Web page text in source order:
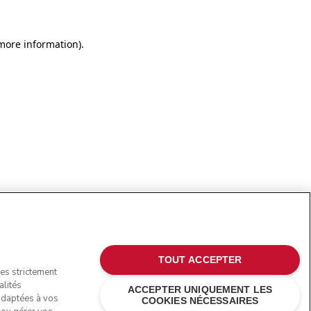
information).
strictement
à vos
ACCEPTER UNIQUEMENT LES
COOKIES NÉCESSAIRES
TOUT ACCEPTER